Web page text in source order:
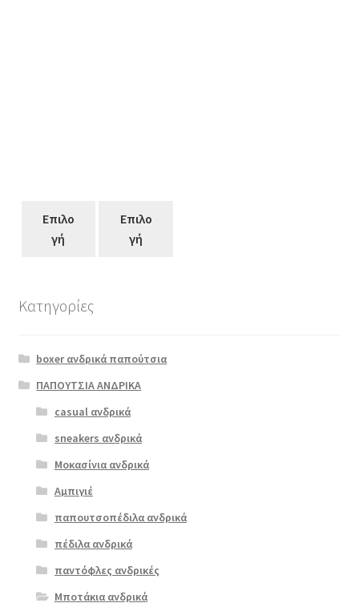
Επιλο
γή
Επιλο
γή
softies 5565
καφέ
ΠΡΟΣΦΟΡΆ!
109.00
Original
price
€109.00.
€ 87.00Η
τρέχουσα
είναι:
€87.00.
προϊόν
έχει
πολλαπλές
επιλογές
μπορούν
επιλεγούν
στη
σελίδα
προϊόντος
Κατηγορίες
boxer ανδρικά παπούτσια
ΠΑΠΟΥΤΣΙΑ ΑΝΔΡΙΚΑ
casual ανδρικά
sneakers ανδρικά
Μοκασίνια ανδρικά
Αμπιγιέ
παπουτσοπέδιλα ανδρικά
πέδιλα ανδρικά
παντόφλες ανδρικές
Μποτάκια ανδρικά